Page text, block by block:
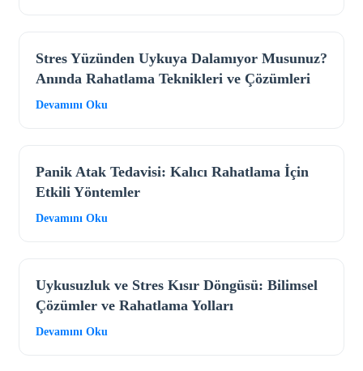
Stres Yüzünden Uykuya Dalamıyor Musunuz?
Anında Rahatlama Teknikleri ve Çözümleri
Devamını Oku
Panik Atak Tedavisi: Kalıcı Rahatlama İçin
Etkili Yöntemler
Devamını Oku
Uykusuzluk ve Stres Kısır Döngüsü: Bilimsel
Çözümler ve Rahatlama Yolları
Devamını Oku